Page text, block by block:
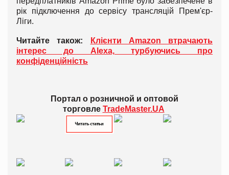
рік підключення до сервісу трансляцій Прем'єр-
Ліги.
Читайте також:
Клієнти Amazon втрачають
інтерес до Alexa, турбуючись про
конфіденційність
Портал о розничной и оптовой
торговле TradeMaster.UA